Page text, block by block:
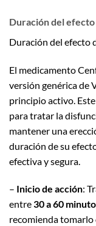
Duración del
Duración del efecto
El medicamento
versión genérica de
principio activo.
para tratar la
mantener una
duración de su
efectiva y segura.
– Inicio de acción:
entre30 a 60
recomienda tomarlo